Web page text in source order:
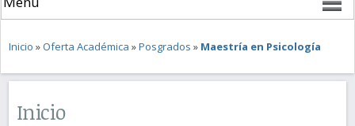
Se encuentra usted aquí
Inicio »Oferta Académica »Posgrados » Maestría en Psicología
Inicio